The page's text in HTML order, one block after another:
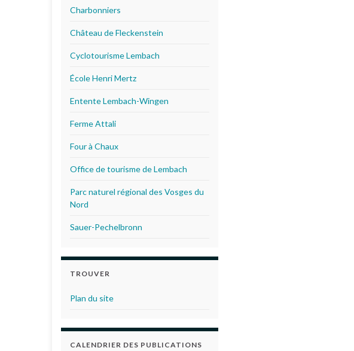
Charbonniers
Château de Fleckenstein
Cyclotourisme Lembach
École Henri Mertz
Entente Lembach-Wingen
Ferme Attali
Four à Chaux
Office de tourisme de Lembach
Parc naturel régional des Vosges du
Nord
Sauer-Pechelbronn
TROUVER
Plan du site
CALENDRIER DES PUBLICATIONS